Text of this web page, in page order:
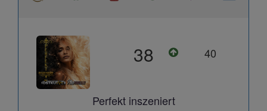
38 40
Perfekt inszeniert